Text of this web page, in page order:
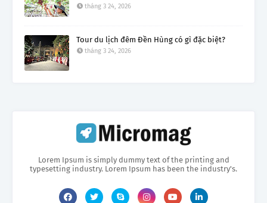
tháng 3 24, 2026
Tour du lịch đêm Đền Hùng có gì đặc biệt?
tháng 3 24, 2026
Lorem Ipsum is simply dummy text of the printing and
typesetting industry. Lorem Ipsum has been the industry's.